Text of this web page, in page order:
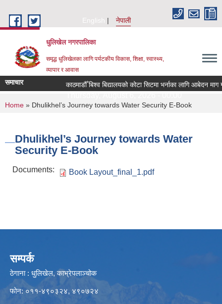
English
नेपाली
धुलिखेल नगरपालिका
समृद्ध धुलिखेलका लागि पर्यटकीय विकास, शिक्षा, स्वास्थ्य,
व्यापार र आवास
समाचार काठमाडौँ बिश्व बिद्यालयको कोटा सिटमा भर्नाका लागि आबेदन
You are here
Home » Dhulikhel’s Journey towards Water Security E-Book
Dhulikhel’s Journey towards Water
Security E-Book
Documents: Book Layout_final_1.pdf
सम्पर्क
ठेगाना : धुलिखेल, काभ्रेपलाञ्चोक
फोन: ०११-४९०३२४, ४९०७२४